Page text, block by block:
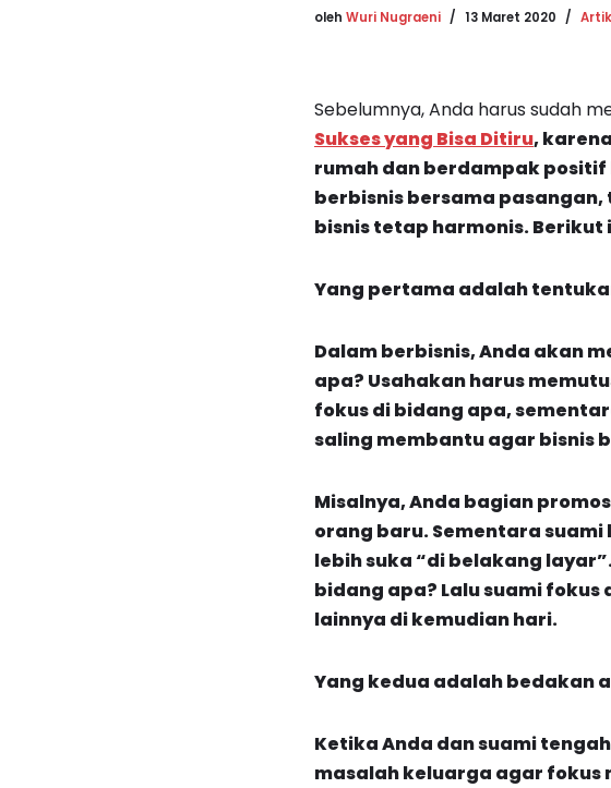
oleh Wuri Nugraeni 13 Maret 2020
Sebelumnya, Anda harus sudah
Sukses yang Bisa Ditiru,
rumah dan berdampak positif
berbisnis bersama
bisnis tetap harmonis. Berikut
Yang pertama adalah
Dalam berbisnis, Anda akan
apa? Usahakan harus
fokus di bidang apa,
saling membantu agar bisnis
Misalnya, Anda bagian
orang baru. Sementara
lebih suka “di belakang
bidang apa? Lalu suami
lainnya di kemudian hari.
Yang kedua adalah bedakan
Ketika Anda dan suami
masalah keluarga agar fokus